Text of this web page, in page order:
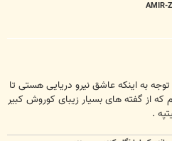
AMIR-Z
به اینکه عاشق نیرو دریایی هستی تا
از گفته های بسیار زیبای کوروش کبیر
.